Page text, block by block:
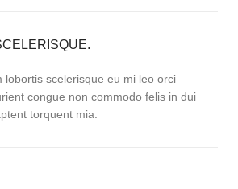
lobortis scelerisque eu mi leo orci
congue non commodo felis in dui
torquent mia.